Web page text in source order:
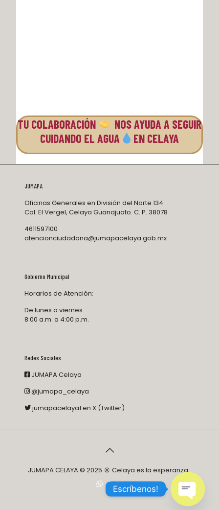
TU COLABORACIÓN
NOS AYUDA A SEGUIR
CUIDANDO EL AGUA
EN CELAYA
JUMAPA
Oficinas Generales en División del Norte 134
Col. El Vergel, Celaya Guanajuato. C. P. 38078
4611597100
atencionciudadana@jumapacelaya.gob.mx
Gobierno Municipal
Horarios de Atención:
De lunes a viernes
8:00 a.m. a 4:00 p.m.
Redes Sociales
JUMAPA Celaya
@jumapa_celaya
jumapacelaya1 en X (Twitter)
JUMAPA CELAYA © 2025 ☼ Celaya es la esperanza..
Escríbenos!